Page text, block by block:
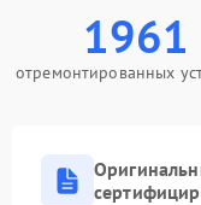
1961
отремонтированных